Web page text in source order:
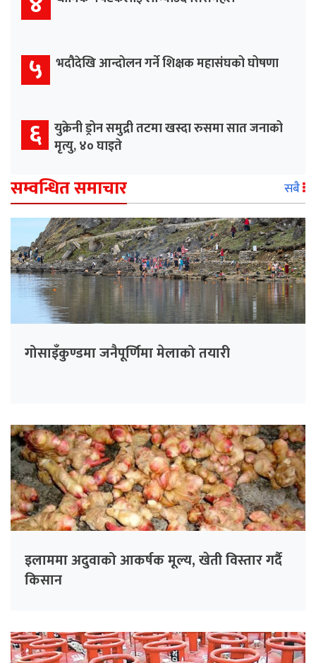
५ भदौदेखि आन्दोलन गर्ने शिक्षक महासंघको घोषणा
६ युक्रेनी ड्रोन समुद्री तटमा खस्दा रुसमा सात जनाको
मृत्यु, ४० घाइते
सम्वन्धित समाचार सबै
गोसाइँकुण्डमा जनैपूर्णिमा मेलाको तयारी
इलाममा अदुवाको आकर्षक मूल्य, खेती विस्तार गर्दै
किसान